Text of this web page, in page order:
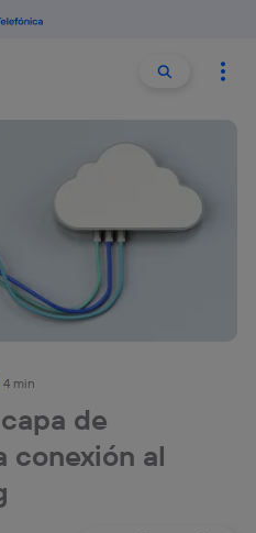
Buscar
4 min
de
conexión al